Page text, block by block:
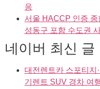
응
서울 HACCP 인증
성동구 포함 수도권
네이버 최신 글
대전렌트카 스포티지
기렌트 SUV 경차 여